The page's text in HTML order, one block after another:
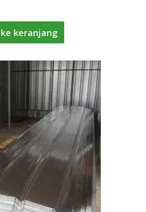
keranjang